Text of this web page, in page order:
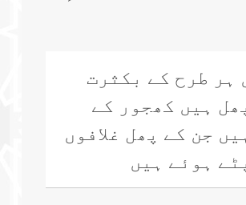
ہر طرح کے بکثرت
ہیں کھجور کے
جن کے پھل غلافوں
ہوئے ہیں